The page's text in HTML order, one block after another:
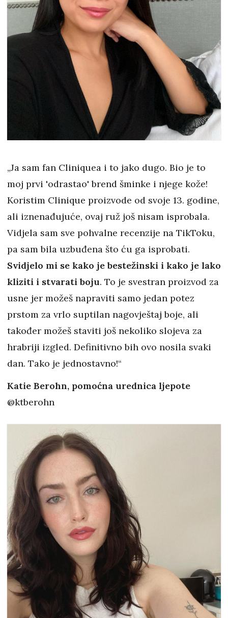
„Ja sam fan Cliniquea i to jako dugo. Bio je to
moj prvi 'odrastao' brend šminke i njege kože!
Koristim Clinique proizvode od svoje 13. godine,
ali iznenađujuće, ovaj ruž još nisam isprobala.
Vidjela sam sve pohvalne recenzije na TikToku,
pa sam bila uzbuđena što ću ga isprobati.
Svidjelo mi se kako je bestežinski i kako je lako
kliziti i stvarati boju. To je svestran proizvod za
usne jer možeš napraviti samo jedan potez
prstom za vrlo suptilan nagovještaj boje, ali
također možeš staviti još nekoliko slojeva za
hrabriji izgled. Definitivno bih ovo nosila svaki
dan. Tako je jednostavno!“
Katie Berohn, pomoćna urednica ljepote
@ktberohn